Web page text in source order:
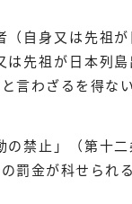
自身又は先祖
先祖が日本列
言わざるを得ない
禁止」（第十
罰金が科せられ